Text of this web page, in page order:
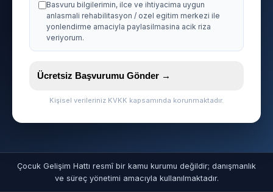
Basvuru bilgilerimin, ilce ve ihtiyacima uygun
anlasmali rehabilitasyon / ozel egitim merkezi ile
yonlendirme amaciyla paylasilmasina acik riza
veriyorum.
Ücretsiz Başvurumu Gönder →
Kişisel verileriniz KVKK kapsamında korunmaktadır.
Çocuk Gelişim Hattı resmî bir kamu kurumu değildir; danışmanlık
ve süreç yönetimi amacıyla kullanılmaktadır.